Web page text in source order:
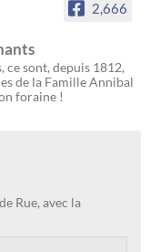
2,666
ce sont, depuis 1812,
de la Famille Annibal
foraine !
Rue, avec la